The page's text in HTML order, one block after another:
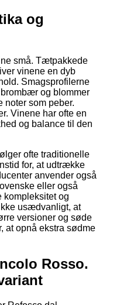
og
små. Tætpakkede
vinene en dyb
Smagsprofilerne
og blommer
som peber.
Vinene har ofte en
og balance til den
ofte traditionelle
for, at udtrække
anvender også
eller også
kompleksitet og
usædvanligt, at
versioner og søde
at opnå ekstra sødme
Rosso.